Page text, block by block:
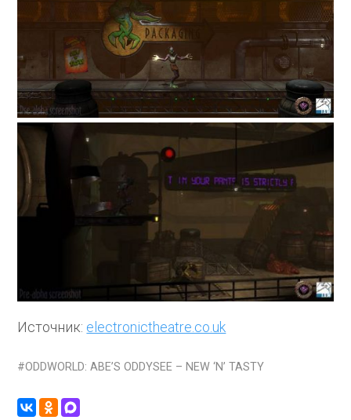
Источник: electronictheatre.co.uk
ODDWORLD: ABE’S ODDYSEE – NEW ‘N’ TASTY